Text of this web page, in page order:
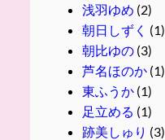
浅羽ゆめ (2)
朝日しずく (1)
朝比ゆの(3)
芦名ほのか(1)
東ふうか(1)
足立める (1)
跡美しゅり (3)